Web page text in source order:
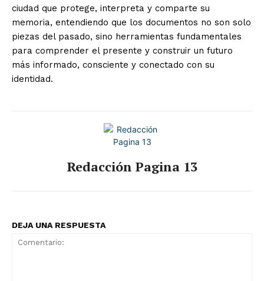
ciudad que protege, interpreta y comparte su
memoria, entendiendo que los documentos no son solo
piezas del pasado, sino herramientas fundamentales
para comprender el presente y construir un futuro
más informado, consciente y conectado con su
identidad.
Redacción Pagina 13
DEJA UNA RESPUESTA